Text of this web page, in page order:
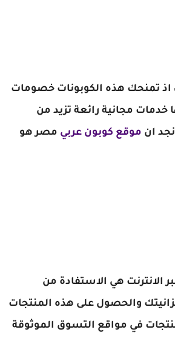
اذ تمنحك هذه الكوبونات خصومات
مجانية رائعة تزيد من
ان موقع كوبون عربي مصر هو
الانترنت هي الاستفادة من
والحصول على هذه المنتجات
في مواقع التسوق الموثوقة